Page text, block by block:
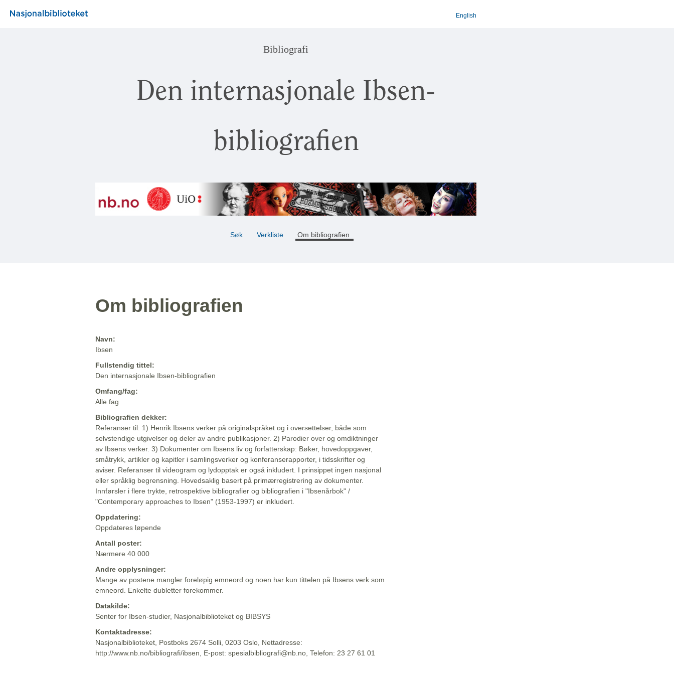
English
Bibliografi
Den internasjonale Ibsen-
bibliografien
Søk Verkliste Om bibliografien
Om bibliografien
Navn:
Ibsen
Fullstendig tittel:
Den internasjonale Ibsen-bibliografien
Omfang/fag:
Alle fag
Bibliografien dekker:
Referanser til: 1) Henrik Ibsens verker på originalspråket og i oversettelser, både som
selvstendige utgivelser og deler av andre publikasjoner. 2) Parodier over og omdiktninger
av Ibsens verker. 3) Dokumenter om Ibsens liv og forfatterskap: Bøker, hovedoppgaver,
småtrykk, artikler og kapitler i samlingsverker og konferanserapporter, i tidsskrifter og
aviser. Referanser til videogram og lydopptak er også inkludert. I prinsippet ingen nasjonal
eller språklig begrensning. Hovedsaklig basert på primærregistrering av dokumenter.
Innførsler i flere trykte, retrospektive bibliografier og bibliografien i "Ibsenårbok" /
"Contemporary approaches to Ibsen" (1953-1997) er inkludert.
Oppdatering:
Oppdateres løpende
Antall poster:
Nærmere 40 000
Andre opplysninger:
Mange av postene mangler foreløpig emneord og noen har kun tittelen på Ibsens verk som
emneord. Enkelte dubletter forekommer.
Datakilde:
Senter for Ibsen-studier, Nasjonalbiblioteket og BIBSYS
Kontaktadresse:
Nasjonalbiblioteket, Postboks 2674 Solli, 0203 Oslo, Nettadresse:
http://www.nb.no/bibliografi/ibsen, E-post: spesialbibliografi@nb.no, Telefon: 23 27 61 01